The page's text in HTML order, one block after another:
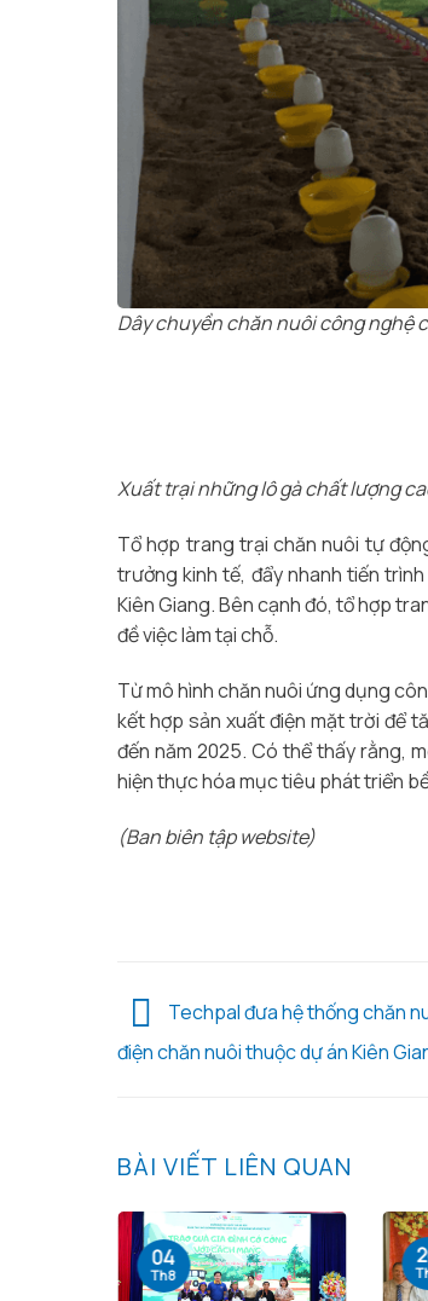
Dây chuyền chăn nuôi công nghệ
Xuất trại những lô gà chất lượng
Tổ hợp trang trại chăn nuôi tự
trưởng kinh tế, đẩy nhanh tiến
Kiên Giang. Bên cạnh đó, tổ hợp
đề việc làm tại chỗ.
Từ mô hình chăn nuôi ứng dụng
kết hợp sản xuất điện mặt trời để
đến năm 2025. Có thể thấy rằng,
hiện thực hóa mục tiêu phát triển
(Ban biên tập website)
Techpal đưa hệ thống chăn
điện chăn nuôi thuộc dự án Kiên
BÀI VIẾT LIÊN QUAN
04
Th8